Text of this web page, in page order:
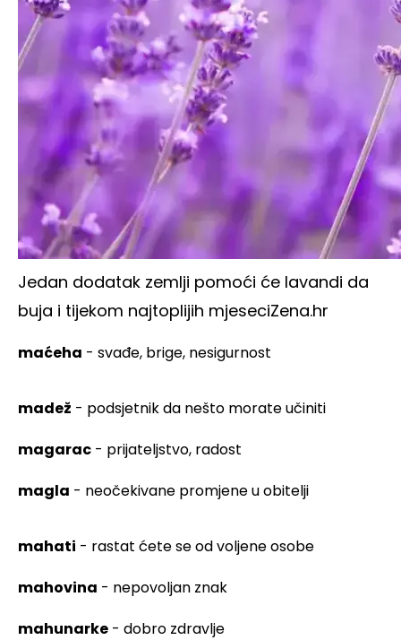
Jedan dodatak zemlji pomoći će lavandi da
buja i tijekom najtoplijih mjeseciZena.hr
maćeha - svađe, brige, nesigurnost
madež - podsjetnik da nešto morate učiniti
magarac - prijateljstvo, radost
magla - neočekivane promjene u obitelji
mahati - rastat ćete se od voljene osobe
mahovina - nepovoljan znak
mahunarke - dobro zdravlje